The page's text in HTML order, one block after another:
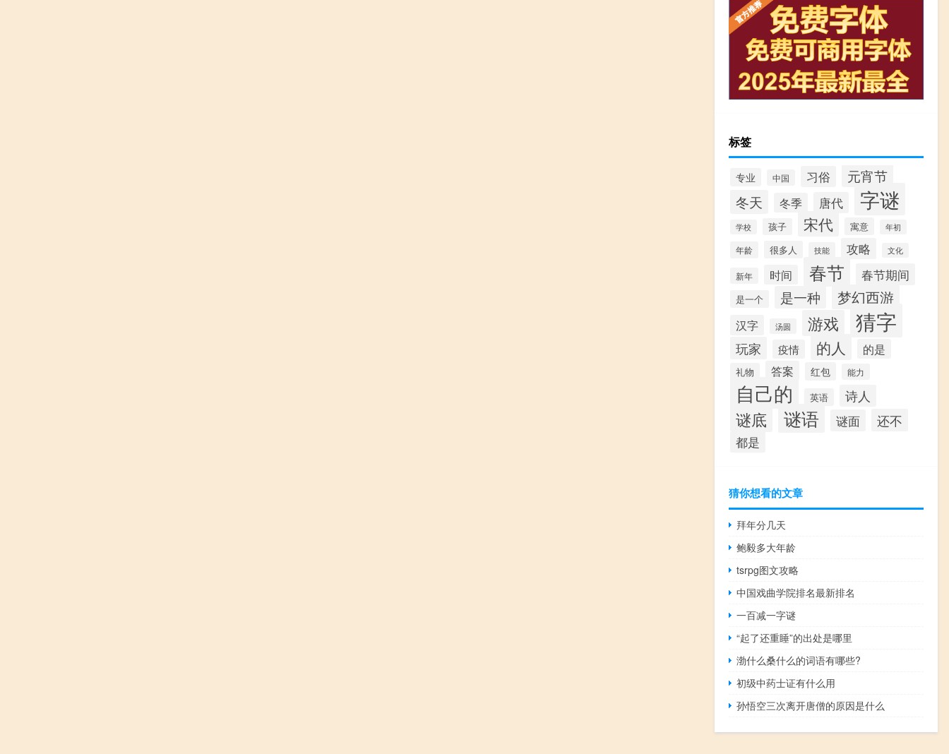
标签
专业 中国 习俗 元宵节
冬天 冬季 唐代 字谜
学校 孩子 宋代 寓意 年初
年龄 很多人 技能 攻略 文化
新年 时间 春节 春节期间
是一个 是一种 梦幻西游
汉字 汤圆 游戏 猜字
玩家 疫情 的人 的是
礼物 答案 红包 能力
自己的 英语 诗人
谜底 谜语 谜面 还不
都是
猜你想看的文章
拜年分几天
鲍毅多大年龄
tsrpg图文攻略
中国戏曲学院排名最新排名
一百减一字谜
“起了还重睡”的出处是哪里
渤什么桑什么的词语有哪些?
初级中药士证有什么用
孙悟空三次离开唐僧的原因是什么